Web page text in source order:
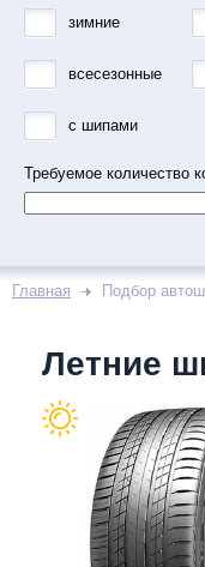
зимние
всесезонные
с шипами
Требуемое количество
Главная Подбор
Летние